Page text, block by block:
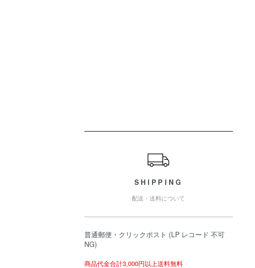
SHIPPING
配送・送料について
普通郵便・クリックポスト (LP レコード 不可
NG)
商品代金合計3,000円以上送料無料